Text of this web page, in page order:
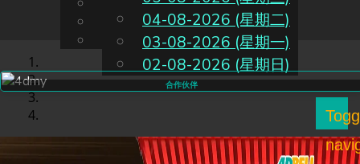
CN
Chinese
Malay
04-08-2026 (星期二)
03-08-2026 (星期一)
02-08-2026 (星期日)
合作伙伴